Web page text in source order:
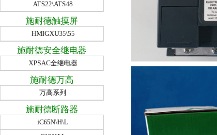
ATS22\ATS48
施耐德触摸屏
HMIGXU35\55
施耐德安全继电器
XPSAC全继电器
施耐德万高
万高系列
施耐德断路器
iC65N\H\L